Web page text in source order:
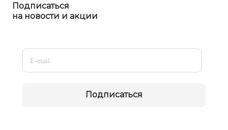
Подписаться
на новости и акции
Подписаться